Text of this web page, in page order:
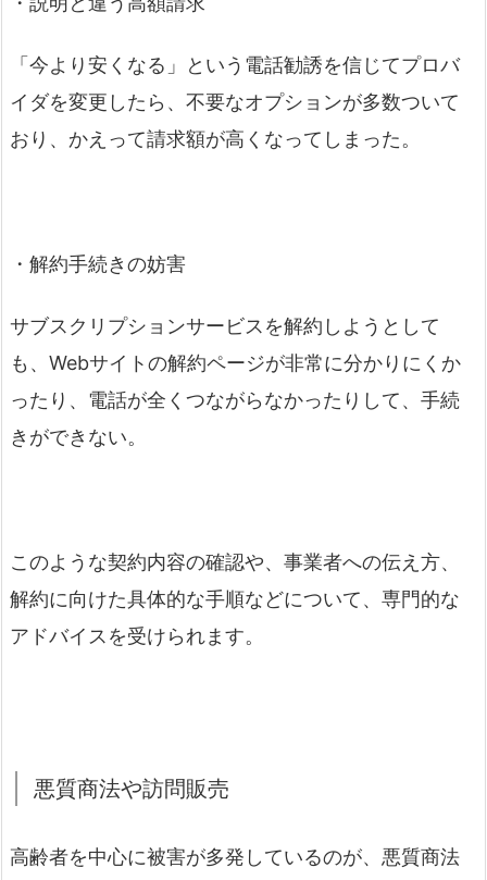
「今より安くなる」という電話勧誘を信じてプロバ
イダを変更したら、不要なオプションが多数ついて
おり、かえって請求額が高くなってしまった。
・解約手続きの妨害
サブスクリプションサービスを解約しようとして
も、Webサイトの解約ページが非常に分かりにくか
ったり、電話が全くつながらなかったりして、手続
きができない。
このような契約内容の確認や、事業者への伝え方、
解約に向けた具体的な手順などについて、専門的な
アドバイスを受けられます。
悪質商法や訪問販売
高齢者を中心に被害が多発しているのが、悪質商法